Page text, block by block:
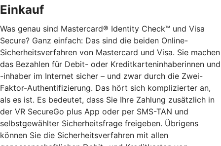
Einkauf
Was genau sind Mastercard® Identity Check™ und Visa
Secure? Ganz einfach: Das sind die beiden Online-
Sicherheitsverfahren von Mastercard und Visa. Sie machen
das Bezahlen für Debit- oder Kreditkarteninhaberinnen und
-inhaber im Internet sicher – und zwar durch die Zwei-
Faktor-Authentifizierung. Das hört sich komplizierter an,
als es ist. Es bedeutet, dass Sie Ihre Zahlung zusätzlich in
der VR SecureGo plus App oder per SMS-TAN und
selbstgewählter Sicherheitsfrage freigeben. Übrigens
können Sie die Sicherheitsverfahren mit allen